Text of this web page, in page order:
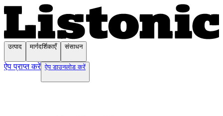
उत्पाद मार्गदर्शिकाएँ संसाधन
ऐप प्राप्त करें ऐप डाउनलोड करें